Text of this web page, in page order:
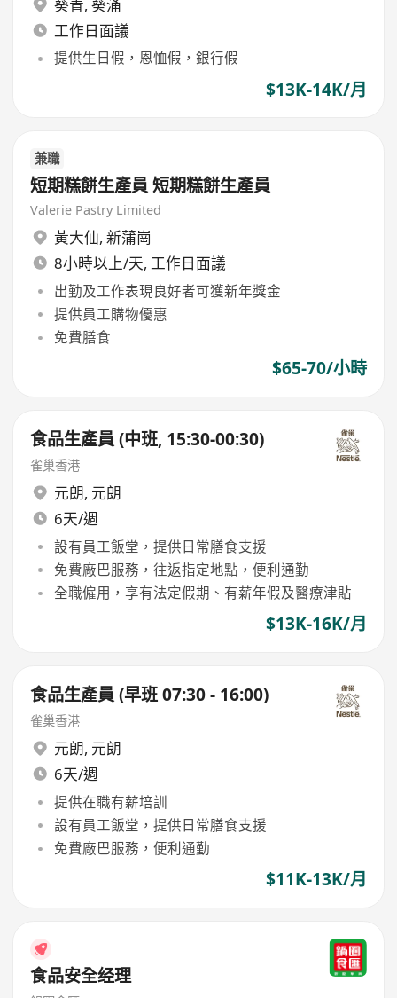
葵青, 葵涌
工作日面議
提供生日假，恩恤假，銀行假
$13K-14K/月
兼職
短期糕餅生產員 短期糕餅生產員
Valerie Pastry Limited
黃大仙, 新蒲崗
8小時以上/天, 工作日面議
出勤及工作表現良好者可獲新年獎金
提供員工購物優惠
免費膳食
$65-70/小時
食品生產員 (中班, 15:30-00:30)
雀巢香港
元朗, 元朗
6天/週
設有員工飯堂，提供日常膳食支援
免費廠巴服務，往返指定地點，便利通勤
全職僱用，享有法定假期、有薪年假及醫療津貼
$13K-16K/月
食品生產員 (早班 07:30 - 16:00)
雀巢香港
元朗, 元朗
6天/週
提供在職有薪培訓
設有員工飯堂，提供日常膳食支援
免費廠巴服務，便利通勤
$11K-13K/月
食品安全经理